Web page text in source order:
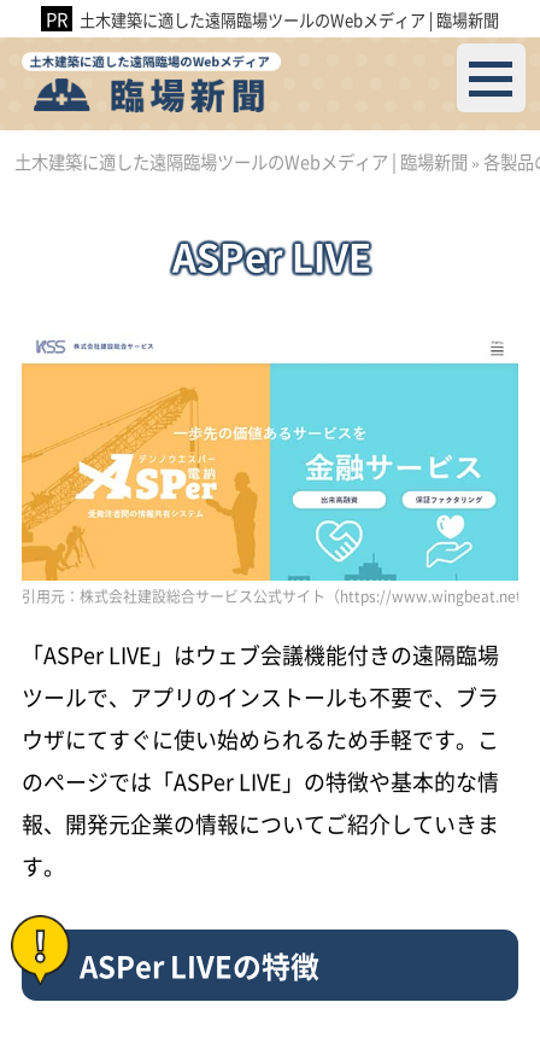
土木建築に適した遠隔臨場ツールのWebメディア│臨場新聞
土木建築に適した遠隔臨場ツールのWebメディア│臨場新聞 »各製品
ASPer LIVE
引用元：株式会社建設総合サービス公式サイト（https://www.wingbeat.net）
「ASPer LIVE」はウェブ会議機能付きの遠隔臨場
ツールで、アプリのインストールも不要で、ブラ
ウザにてすぐに使い始められるため手軽です。こ
のページでは「ASPer LIVE」の特徴や基本的な情
報、開発元企業の情報についてご紹介していきま
す。
ASPer LIVEの特徴